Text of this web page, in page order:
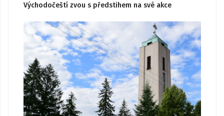
Východočeští zvou s předstihem na své akce